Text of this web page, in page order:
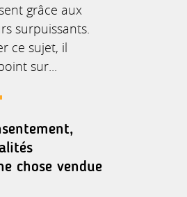
grâce aux
surpuissants.
ce sujet, il
sur...
chose vendue